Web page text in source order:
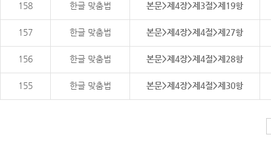
158 한글 맞춤법 본문>제4장>제3절>제19항
157 한글 맞춤법 본문>제4장>제4절>제27항
156 한글 맞춤법 본문>제4장>제4절>제28항
155 한글 맞춤법 본문>제4장>제4절>제30항